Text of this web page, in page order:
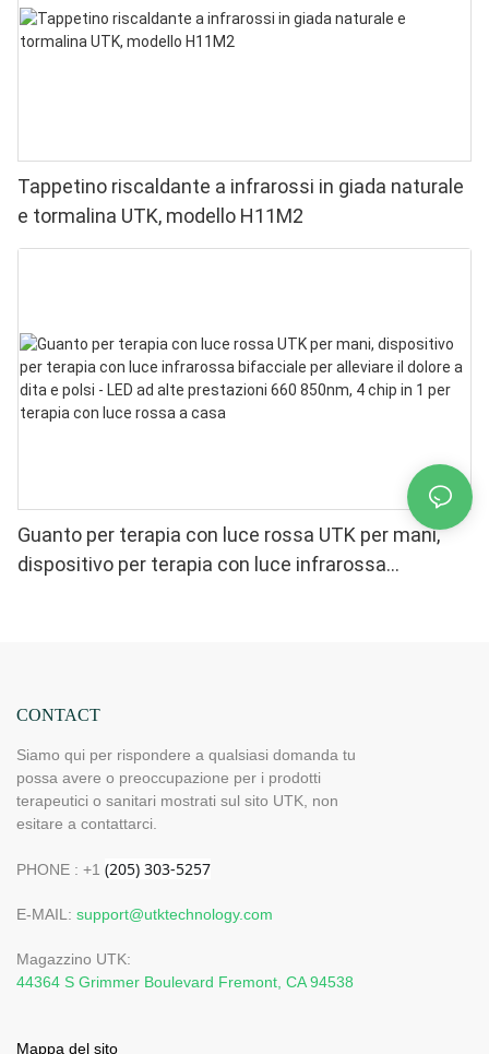
Tappetino riscaldante a infrarossi in giada naturale
e tormalina UTK, modello H11M2
Guanto per terapia con luce rossa UTK per mani,
dispositivo per terapia con luce infrarossa
CONTACT
Siamo qui per rispondere a qualsiasi domanda tu
possa avere o preoccupazione per i prodotti
terapeutici o sanitari mostrati sul sito UTK, non
esitare a contattarci.
PHONE : +1
E-MAIL: support@utktechnology.com
Magazzino UTK:
44364 S Grimmer Boulevard Fremont, CA 94538
Mappa del sito